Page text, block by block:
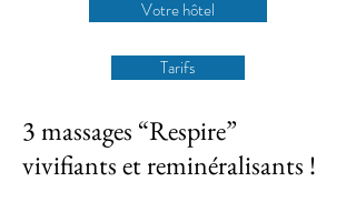
Votre hôtel
Tarifs
3 massages “Respire”
vivifiants et reminéralisants !